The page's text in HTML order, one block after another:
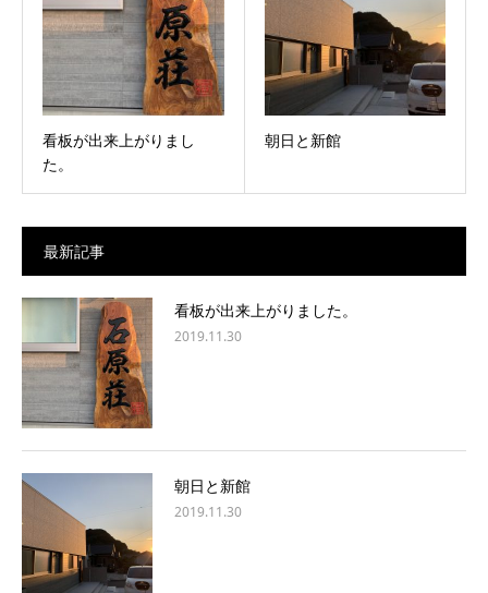
看板が出来上がりまし
た。
朝日と新館
最新記事
看板が出来上がりました。
2019.11.30
朝日と新館
2019.11.30